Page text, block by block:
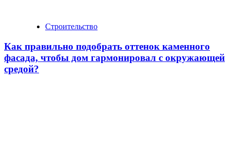
Строительство
Как правильно подобрать оттенок каменного
фасада, чтобы дом гармонировал с окружающей
средой?